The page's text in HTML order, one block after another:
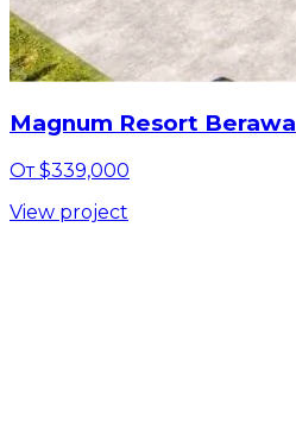
Magnum Resort Berawa
От $339,000
View project